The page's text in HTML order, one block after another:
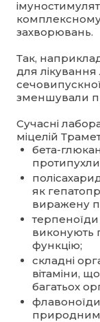
комплексному
захворювань.
Так,
для лікування
зменшували
Сучасні
міцелій
бета-
як
виражену
терпеноїди
виконують
функцію;
складні
вітаміни,
багатьох